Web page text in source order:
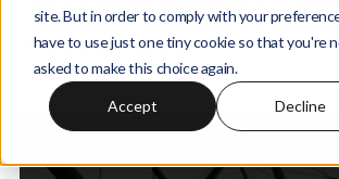
site. But in order to comply with your
have to use just one tiny cookie so that you're
asked to make this choice again.
Accept Decline
Ιστοσελίδας, Κατασκευή eShops και
Marketing ενέργειες